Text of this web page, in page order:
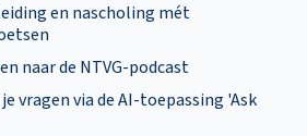
en nascholing mét
naar de NTVG-podcast
vragen via de AI-toepassing 'Ask